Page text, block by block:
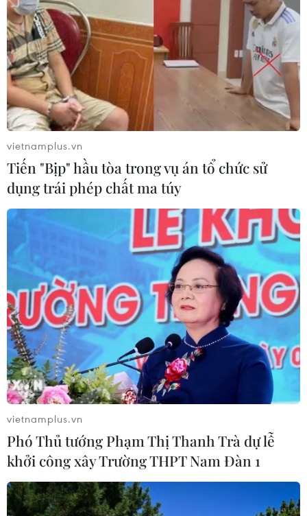
TIN CÙNG CHUYÊN MỤC
vietnamplus.vn
Tiến "Bịp" hầu tòa trong vụ án tổ chức sử
dụng trái phép chất ma túy
vietnamplus.vn
Phó Thủ tướng Phạm Thị Thanh Trà dự lễ
khởi công xây Trường THPT Nam Đàn 1